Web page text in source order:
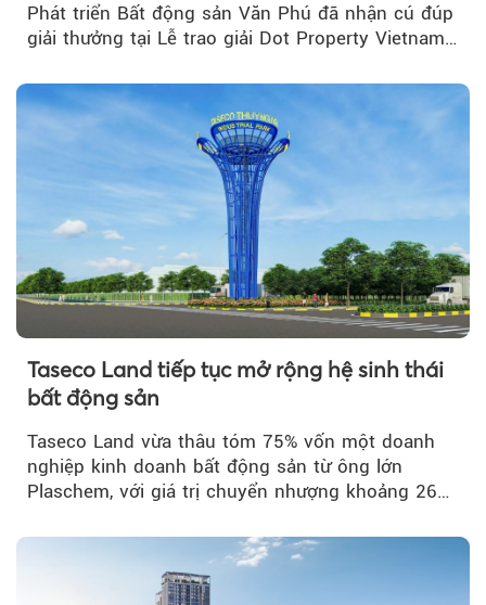
Phát triển Bất động sản Văn Phú đã nhận cú đúp
giải thưởng tại Lễ trao giải Dot Property Vietnam
Taseco Land tiếp tục mở rộng hệ sinh thái
bất động sản
Taseco Land vừa thâu tóm 75% vốn một doanh
nghiệp kinh doanh bất động sản từ ông lớn
Plaschem, với giá trị chuyển nhượng khoảng 262